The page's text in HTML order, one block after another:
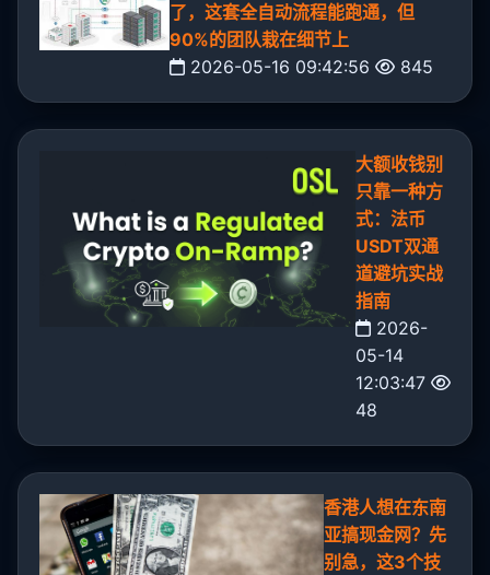
了，这套全自动流程能跑通，但
90%的团队栽在细节上
2026-05-16 09:42:56
845
大额收钱别
只靠一种方
式：法币
USDT双通
道避坑实战
指南
2026-
05-14
12:03:47
48
香港人想在东南
亚搞现金网？先
别急，这3个技